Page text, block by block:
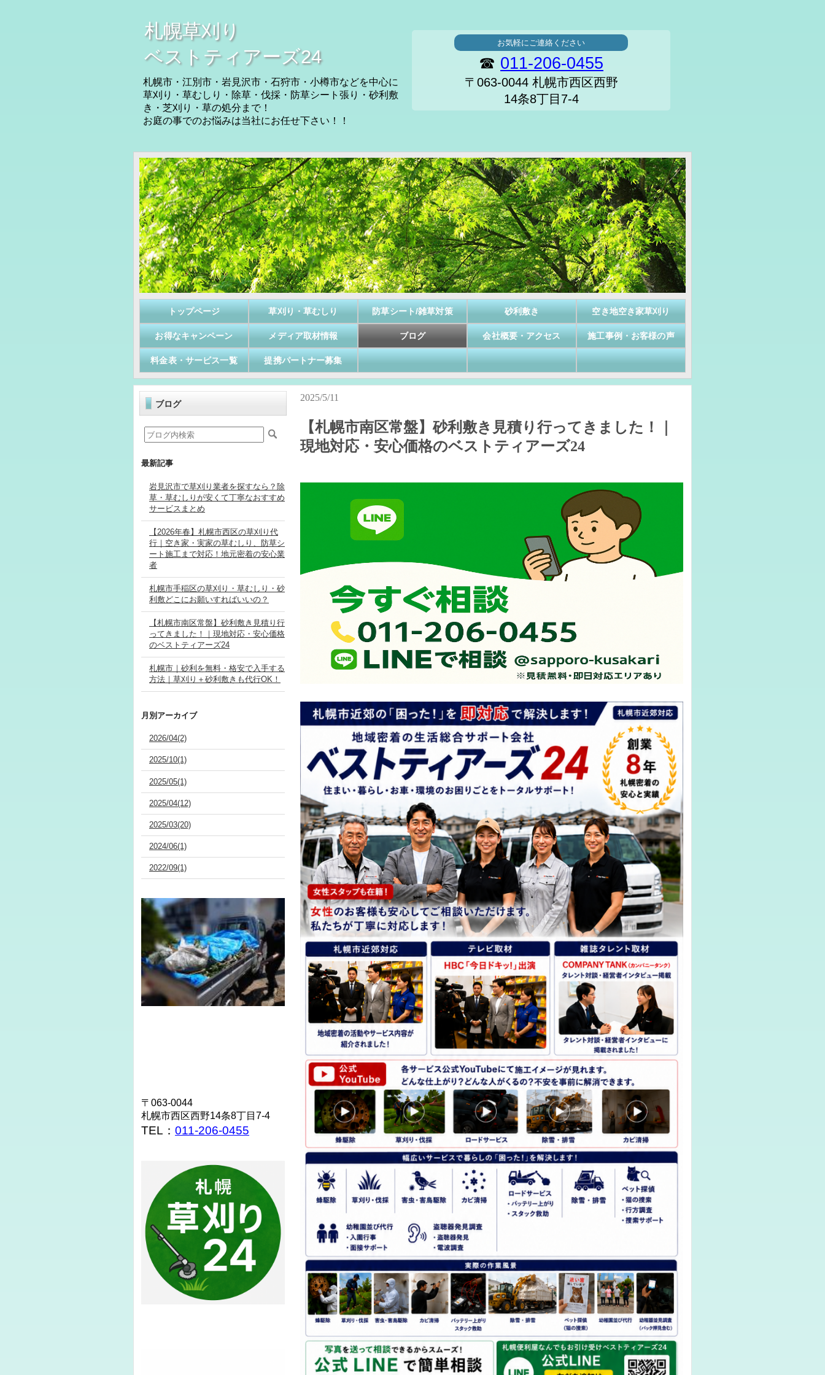
札幌草刈り
ベストティアーズ24
札幌市・江別市・岩見沢市・石狩市・小樽市などを中心に
草刈り・草むしり・除草・伐採・防草シート張り・砂利敷
き・芝刈り・草の処分まで！
お庭の事でのお悩みは当社にお任せ下さい！！
お気軽にご連絡ください
☎ 011-206-0455
〒063-0044 札幌市西区西野
14条8丁目7-4
トップページ 草刈り・草むしり 防草シート/雑草対策 砂利敷き 空き地空き家草刈り
お得なキャンペーン メディア取材情報 ブログ 会社概要・アクセス 施工事例・お客様の声
料金表・サービス一覧 提携パートナー募集
ブログ
最新記事
岩見沢市で草刈り業者を探すなら？除
草・草むしりが安くて丁寧なおすすめ
サービスまとめ
【2026年春】札幌市西区の草刈り代
行｜空き家・実家の草むしり、防草シ
ート施工まで対応！地元密着の安心業
者
札幌市手稲区の草刈り・草むしり・砂
利敷どこにお願いすればいいの？
【札幌市南区常盤】砂利敷き見積り行
ってきました！｜現地対応・安心価格
のベストティアーズ24
札幌市｜砂利を無料・格安で入手する
方法｜草刈り＋砂利敷きも代行OK！
月別アーカイブ
2026/04(2)
2025/10(1)
2025/05(1)
2025/04(12)
2025/03(20)
2024/06(1)
2022/09(1)
〒063-0044
札幌市西区西野14条8丁目7-4
TEL： 011-206-0455
2025/5/11
【札幌市南区常盤】砂利敷き見積り行ってきました！｜
現地対応・安心価格のベストティアーズ24